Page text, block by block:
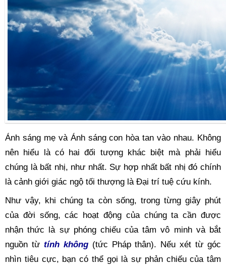
Ánh sáng mẹ và Ánh sáng con hòa tan vào nhau. Không
nên hiểu là có hai đối tượng khác biệt mà phải hiểu
chúng là bất nhị, như nhất. Sự hợp nhất bất nhị đó chính
là cảnh giới giác ngộ tối thượng là Đại trí tuệ cứu kính.
Như vậy, khi chúng ta còn sống, trong từng giây phút
của đời sống, các hoạt động của chúng ta cần được
nhận thức là sự phóng chiếu của tâm vô minh và bắt
nguồn từ tính không (tức Pháp thân). Nếu xét từ góc
nhìn tiêu cực, bạn có thể gọi là sự phản chiếu của tâm